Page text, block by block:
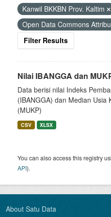
Kanwil BKKBN Prov. Kaltim
Open Data Commons
Filter Results
Nilai IBANGGA dan
Data berisi nilai Indeks
(IBANGGA) dan Median Usia
(MUKP)
CSV XLSX
You can also access this registry
API).
About Satu Data